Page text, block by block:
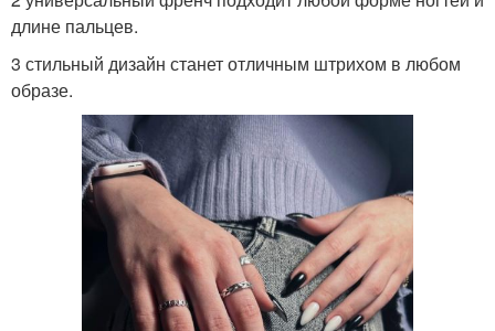
длине пальцев.
3 стильный дизайн станет отличным штрихом в любом
образе.